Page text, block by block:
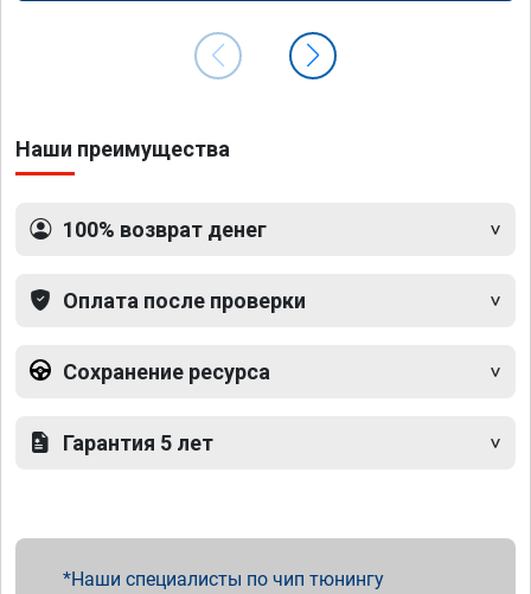
Наши преимущества
100% возврат денег
Оплата после проверки
Сохранение ресурса
Гарантия 5 лет
Наши специалисты по чип тюнингу